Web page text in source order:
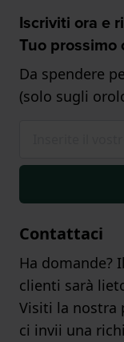
Iscriviti ora e
Tuo prossimo
Da spendere
(solo sugli
Contattaci
Ha domande?
clienti sarà
Visiti la nostra
ci invii una